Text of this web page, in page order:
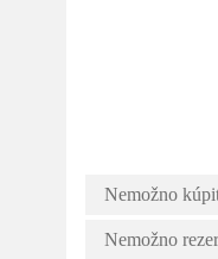
Nemožno
Nemožno